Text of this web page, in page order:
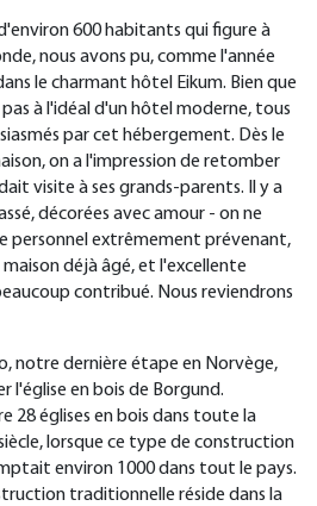
600 habitants qui figure à
nous avons pu, comme l'année
le charmant hôtel Eikum. Bien que
à l'idéal d'un hôtel moderne, tous
par cet hébergement. Dès le
on a l'impression de retomber
visite à ses grands-parents. Il y a
décorées avec amour - on ne
personnel extrêmement prévenant,
déjà âgé, et l'excellente
contribué. Nous reviendrons
notre dernière étape en Norvège,
l'église en bois de Borgund.
28 églises en bois dans toute la
lorsque ce type de construction
environ 1000 dans tout le pays.
traditionnelle réside dans la